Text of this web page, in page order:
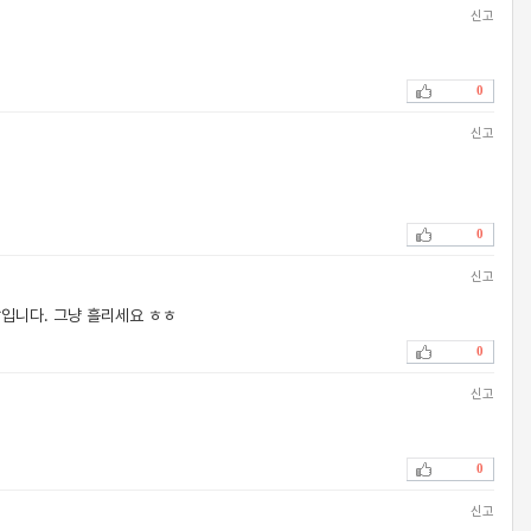
신고
0
신고
0
신고
니다. 그냥 흘리세요 ㅎㅎ
0
신고
0
신고